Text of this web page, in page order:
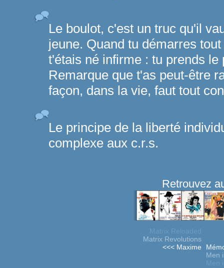
Le boulot, c'est un truc qu'il
jeune. Quand tu démarres
t'étais né infirme : tu prends le
Remarque que t'as peut-être
façon, dans la vie, faut tout
Le principe de la liberté
complexe aux c.r.s.
Retrouvez
Matrix Reloaded
Matrix Revolutions
<<< Maxime
Men
Men